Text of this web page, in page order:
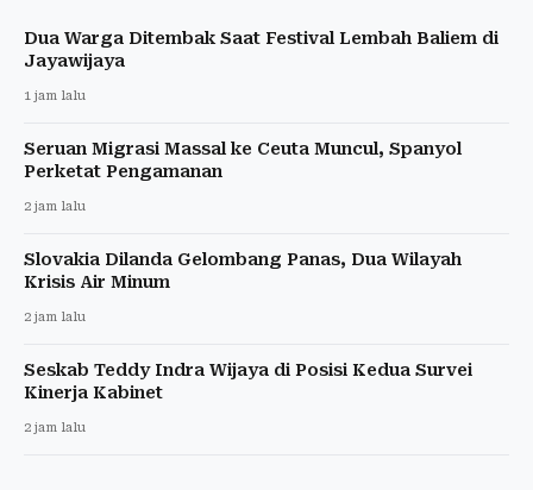
Dua Warga Ditembak Saat Festival Lembah Baliem di
Jayawijaya
1 jam lalu
Seruan Migrasi Massal ke Ceuta Muncul, Spanyol
Perketat Pengamanan
2 jam lalu
Slovakia Dilanda Gelombang Panas, Dua Wilayah
Krisis Air Minum
2 jam lalu
Seskab Teddy Indra Wijaya di Posisi Kedua Survei
Kinerja Kabinet
2 jam lalu